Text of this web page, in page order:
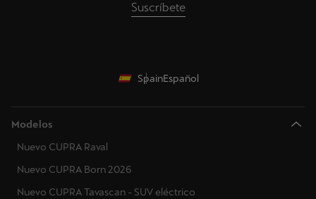
Suscríbete
SpainEspañol
Modelos
Nuevo CUPRA Raval
Nuevo CUPRA Born 2026
Nuevo CUPRA Tavascan - SUV eléctrico